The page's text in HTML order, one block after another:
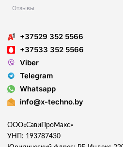
Отзывы
+37529 352 5566
+37533 352 5566
Viber
Telegram
Whatsapp
info@x-techno.by
ООО«СавиПроМакс»
УНП: 193787430